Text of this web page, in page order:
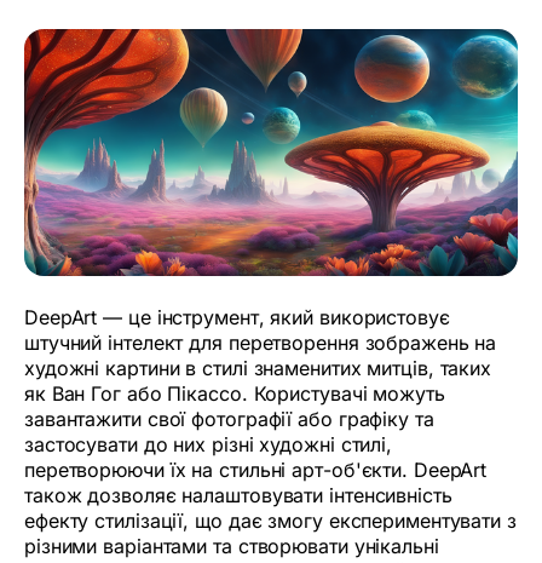
DeepArt — це інструмент, який використовує
штучний інтелект для перетворення зображень на
художні картини в стилі знаменитих митців, таких
як Ван Гог або Пікассо. Користувачі можуть
завантажити свої фотографії або графіку та
застосувати до них різні художні стилі,
перетворюючи їх на стильні арт-об'єкти. DeepArt
також дозволяє налаштовувати інтенсивність
ефекту стилізації, що дає змогу експериментувати з
різними варіантами та створювати унікальні